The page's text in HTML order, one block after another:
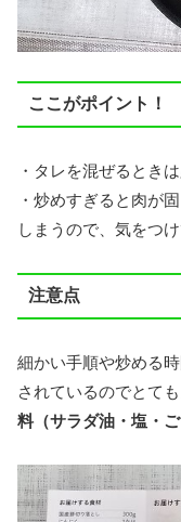
ここがポイント！
・タレを混ぜるとき
・炒めすぎると肉が
しまうので、気をつ
注意点
細かい手順や炒める
されているのでとて
料（サラダ油・塩・